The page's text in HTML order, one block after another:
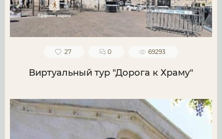
27 0 69293
Виртуальный тур "Дорога к Храму"